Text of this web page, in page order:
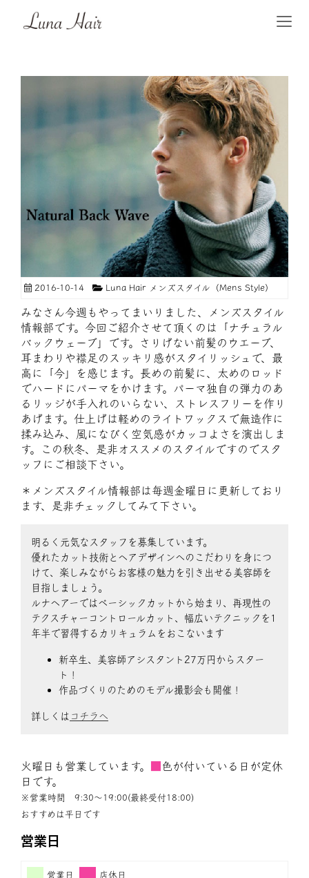
2016-10-14 Luna Hair メンズスタイル（Mens Style）
みなさん今週もやってまいりました、メンズスタイル
情報部です。今回ご紹介させて頂くのは「ナチュラル
バックウェーブ」です。さりげない前髪のウエーブ、
耳まわりや襟足のスッキリ感がスタイリッシュで、最
高に「今」を感じます。長めの前髪に、太めのロッド
でハードにパーマをかけます。パーマ独自の弾力のあ
るリッジが手入れのいらない、ストレスフリーを作り
あげます。仕上げは軽めのライトワックスで無造作に
揉み込み、風になびく空気感がカッコよさを演出しま
す。この秋冬、是非オススメのスタイルですのでスタ
ッフにご相談下さい。
＊メンズスタイル情報部は毎週金曜日に更新しており
ます、是非チェックしてみて下さい。
明るく元気なスタッフを募集しています。
優れたカット技術とヘアデザインへのこだわりを身につ
けて、楽しみながらお客様の魅力を引き出せる美容師を
目指しましょう。
ルナヘアーではベーシックカットから始まり、再現性の
テクスチャーコントロールカット、幅広いテクニックを1
年半で習得するカリキュラムをおこないます
新卒生、美容師アシスタント27万円からスター
ト！
作品づくりのためのモデル撮影会も開催！
詳しくは コチラへ
火曜日も営業しています。
色が付いている日が定休
日です。
※営業時間 9:30〜19:00(最終受付18:00)
おすすめは平日です
営業日
営業日 店休日